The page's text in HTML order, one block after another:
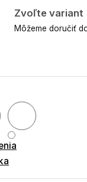
Zvoľte variant
Môžeme doručiť